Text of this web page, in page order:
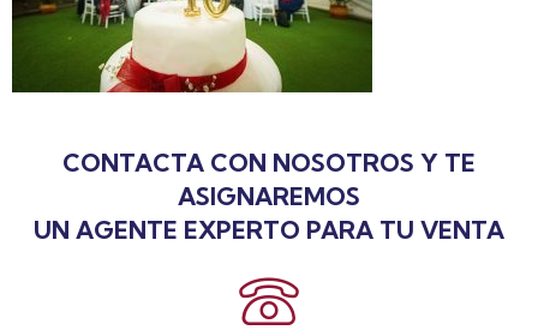
CONTACTA CON NOSOTROS Y TE
ASIGNAREMOS
UN AGENTE EXPERTO PARA TU VENTA